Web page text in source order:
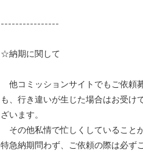
----------------
☆納期に関して
他コミッションサイトでもご依頼
も、行き違いが生じた場合はお受け
ざいます。
その他私情で忙しくしていること
特急納期問わず、ご依頼の際は必ず